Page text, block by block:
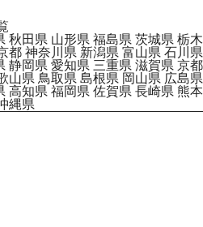
秋田県 山形県 福島県 茨城県 栃木
都 神奈川県 新潟県 富山県 石川県
静岡県 愛知県 三重県 滋賀県 京都
山県 鳥取県 島根県 岡山県 広島県
高知県 福岡県 佐賀県 長崎県 熊本
縄県